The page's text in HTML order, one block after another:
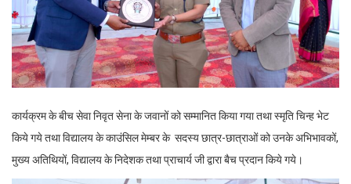
कार्यक्रम के बीच सेवा निवृत सेना के जवानों को सम्मानित किया गया तथा स्मृति चिन्ह भेट
किये गये तथा विद्यालय के काउंसिल मेम्बर के सदस्य छात्र-छात्राओं को उनके अभिभावकों,
मुख्य अतिथियों, विद्यालय के निदेशक तथा प्राचार्य जी द्वारा बैच प्रदान किये गये।